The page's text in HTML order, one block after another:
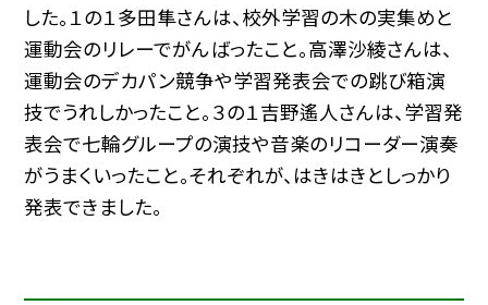
した。１の１多田隼さんは、校外学習の木の実集めと
運動会のリレーでがんばったこと。高澤沙綾さんは、
運動会のデカパン競争や学習発表会での跳び箱演
技でうれしかったこと。３の１吉野遙人さんは、学習発
表会で七輪グループの演技や音楽のリコーダー演奏
がうまくいったこと。それぞれが、はきはきとしっかり
発表できました。